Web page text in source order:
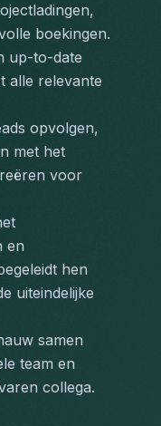
boekingen.
up-to-date
alle relevante
opvolgen,
met het
voor
en
hen
uiteindelijke
samen
team en
collega.